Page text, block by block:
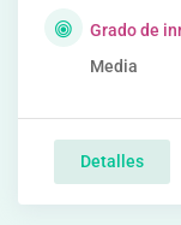
Grado de
Media
Detalles